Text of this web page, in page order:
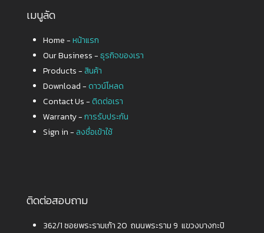
เมนูลัด
Home -หน้าแรก
Our Business -ธุรกิจของเรา
Products - สินค้า
Download - ดาวน์โหลด
Contact Us - ติดต่อเรา
Warranty -การรับประกัน
Sign in - ลงชื่อเข้าใช้
ติดต่อสอบถาม
362/1 ซอยพระรามเก้า 20 ถนนพระราม 9 แขวงบางกะปิ